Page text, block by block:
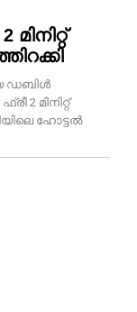
ഡബിള്‍
2 മിനിറ്റ്
ഹോട്ടല്‍